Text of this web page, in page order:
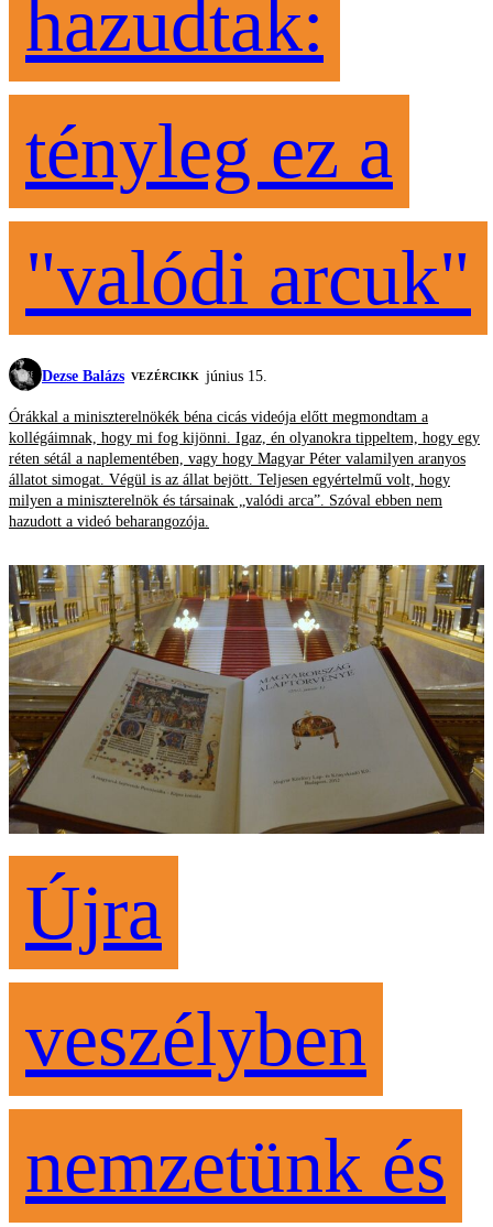
hazudtak:
tényleg ez a
"valódi arcuk"
Dezse Balázs VEZÉRCIKK június 15.
Órákkal a miniszterelnökék béna cicás videója előtt megmondtam a
kollégáimnak, hogy mi fog kijönni. Igaz, én olyanokra tippeltem, hogy egy
réten sétál a naplementében, vagy hogy Magyar Péter valamilyen aranyos
állatot simogat. Végül is az állat bejött. Teljesen egyértelmű volt, hogy
milyen a miniszterelnök és társainak „valódi arca”. Szóval ebben nem
hazudott a videó beharangozója.
Újra
veszélyben
nemzetünk és